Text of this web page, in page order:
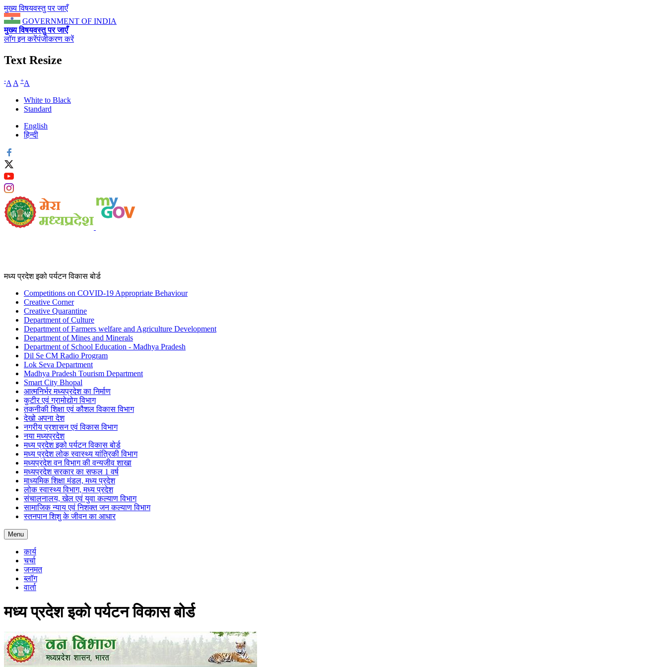
मुख्य विषयवस्तु पर जाएँ
GOVERNMENT OF INDIA
मुख्य विषयवस्तु पर जाएँ
लॉग इन करेंपंजीकरण करें
Text Resize
-A A +A
White to Black
Standard
English
हिन्दी
मध्य प्रदेश इको पर्यटन विकास बोर्ड
Competitions on COVID-19 Appropriate Behaviour
Creative Corner
Creative Quarantine
Department of Culture
Department of Farmers welfare and Agriculture Development
Department of Mines and Minerals
Department of School Education - Madhya Pradesh
Dil Se CM Radio Program
Lok Seva Department
Madhya Pradesh Tourism Department
Smart City Bhopal
आत्मनिर्भर मध्यप्रदेश का निर्माण
कुटीर एवं ग्रामोद्योग विभाग
तकनीकी शिक्षा एवं कौशल विकास विभाग
देखो अपना देश
नगरीय प्रशासन एवं विकास विभाग
नया मध्यप्रदेश
मध्य प्रदेश इको पर्यटन विकास बोर्ड
मध्य प्रदेश लोक स्वास्थ्य यांत्रिकी विभाग
मध्यप्रदेश वन विभाग की वन्यजीव शाखा
मध्यप्रदेश सरकार का सफल 1 वर्ष
माध्यमिक शिक्षा मंडल, मध्य प्रदेश
लोक स्वास्थ्य विभाग, मध्य प्रदेश
संचालनालय, खेल एवं युवा कल्याण विभाग
सामाजिक न्याय एवं निशक्त जन कल्याण विभाग
स्तनपान शिशु के जीवन का आधार
Menu
कार्य
चर्चा
जनमत
ब्लॉग
वार्ता
मध्य प्रदेश इको पर्यटन विकास बोर्ड